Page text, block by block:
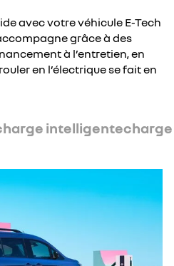
avec votre véhicule E-Tech
grâce à des
à l’entretien, en
en l’électrique se fait en
intelligentecharge